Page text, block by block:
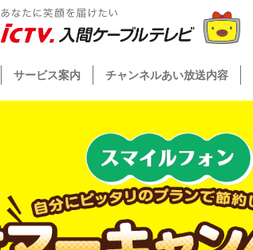
サービス案内 チャンネルあい放送内容